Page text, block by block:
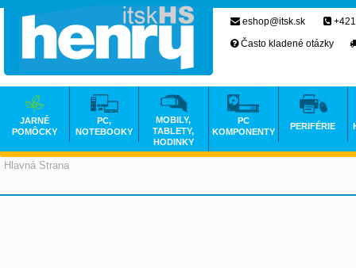
Hlavná Strana
eshop@itsk.sk
Často kladené otázky
JARNÉ
POMÔCKY
PC,
NOTEBOOKY
MOBILY,
TABLETY,
HODINKY
PC
KOMPONENTY
PERIFÉRIE